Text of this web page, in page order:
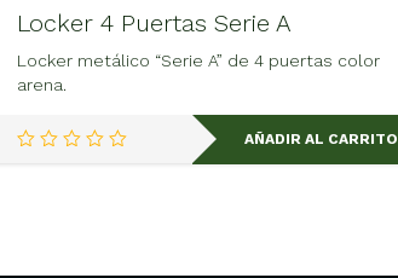
Locker 4 Puertas Serie A
Locker metálico “Serie A” de 4 puertas color
arena.
AÑADIR AL CARRITO